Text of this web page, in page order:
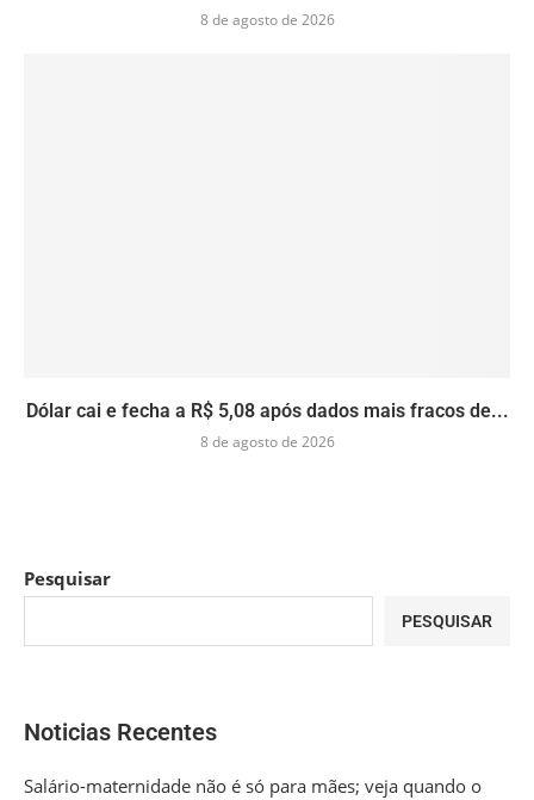
8 de agosto de 2026
Dólar cai e fecha a R$ 5,08 após dados mais fracos de...
8 de agosto de 2026
Pesquisar
PESQUISAR
Noticias Recentes
Salário-maternidade não é só para mães; veja quando o